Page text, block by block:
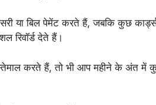
या बिल पेमेंट करते हैं, जबकि कुछ
रिवॉर्ड देते हैं।
करते हैं, तो भी आप महीने के अंत